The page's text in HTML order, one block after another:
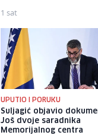
1 sat
UPUTIO I PORUKU
Suljagić objavio
Još dvoje saradnika
Memorijalnog centra